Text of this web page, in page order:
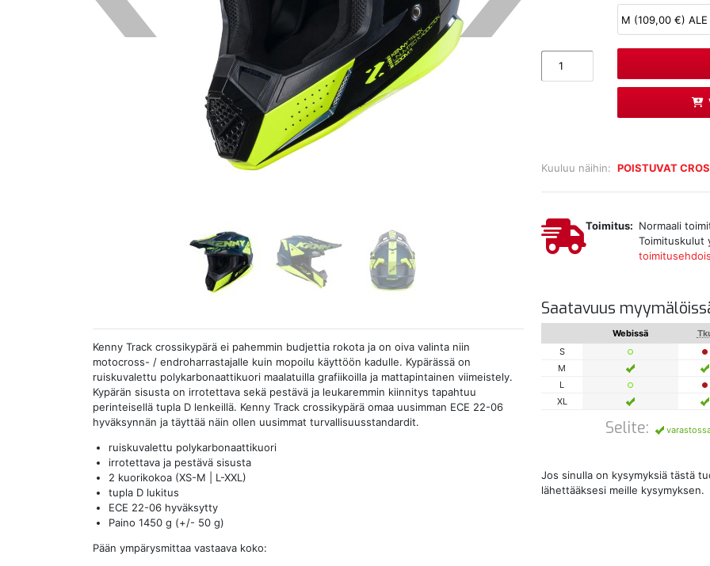
Kuuluu näihin: POISTUVAT
Toimitus: Normaali
Toimituskulut
Saatavuus
Webissä
S
M
L
XL
Selite:
Jos sinulla on kysymyksiä tästä
lähettääksesi meille kysymyksen.
Kenny Track crossikypärä ei pahemmin budjettia rokota ja on oiva valinta niin
motocross- / endroharrastajalle kuin mopoilu käyttöön kadulle. Kypärässä on
ruiskuvalettu polykarbonaattikuori maalatuilla grafiikoilla ja mattapintainen viimeistely.
Kypärän sisusta on irrotettava sekä pestävä ja leukaremmin kiinnitys tapahtuu
perinteisellä tupla D lenkeillä. Kenny Track crossikypärä omaa uusimman ECE 22-06
hyväksynnän ja täyttää näin ollen uusimmat turvallisuusstandardit.
ruiskuvalettu polykarbonaattikuori
irrotettava ja pestävä sisusta
2 kuorikokoa (XS-M | L-XXL)
tupla D lukitus
ECE 22-06 hyväksytty
Paino 1450 g (+/- 50 g)
Pään ympärysmittaa vastaava koko: